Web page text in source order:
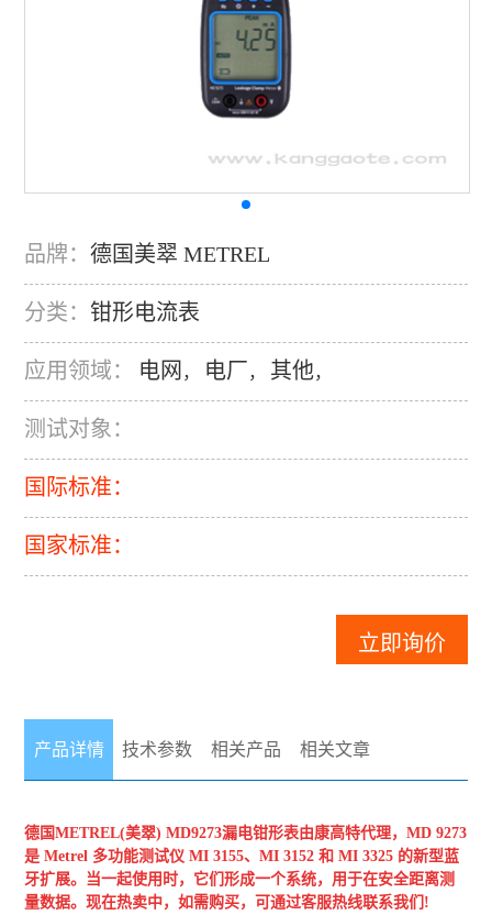
品牌：德国美翠 METREL
分类： 钳形电流表
应用领域： 电网 ， 电厂， 其他，
测试对象：
国际标准：
国家标准：
立即询价
产品详情 技术参数 相关产品 相关文章
德国METREL(美翠)MD9273漏电钳形表由康高特代理，MD 9273
是 Metrel 多功能测试仪 MI 3155、MI 3152 和 MI 3325 的新型蓝
牙扩展。当一起使用时，它们形成一个系统，用于在安全距离测
量数据。现在热卖中，如需购买，可通过客服热线联系我们!